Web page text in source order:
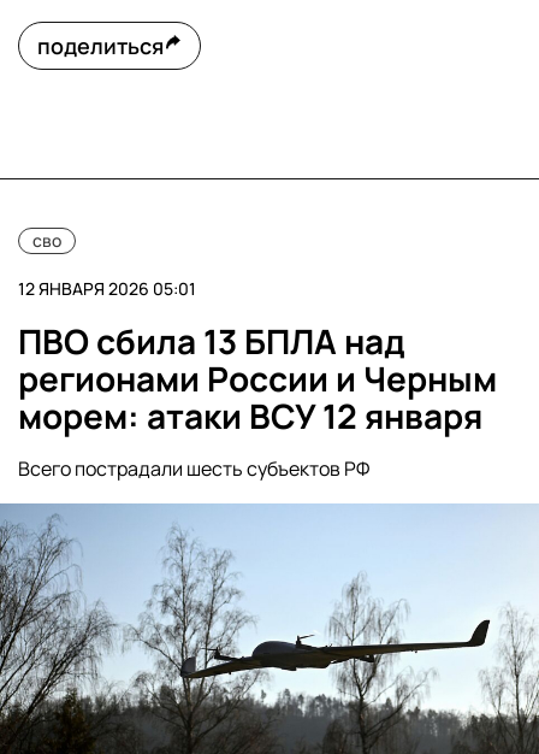
поделиться
сво
12 ЯНВАРЯ 2026 05:01
ПВО сбила 13 БПЛА над
регионами России и Черным
морем: атаки ВСУ 12 января
Всего пострадали шесть субъектов РФ